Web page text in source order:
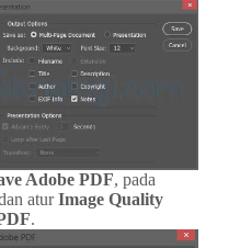
Adobe PDF, pada
aturImage Quality
.